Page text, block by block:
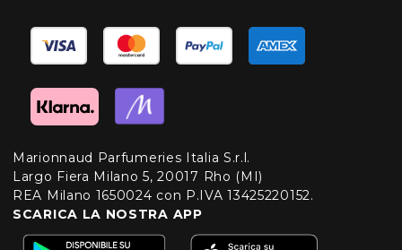
Marionnaud Parfumeries Italia S.r.l.
Largo Fiera Milano 5, 20017 Rho (MI)
REA Milano 1650024 con P.IVA 13425220152.
SCARICA LA NOSTRA APP